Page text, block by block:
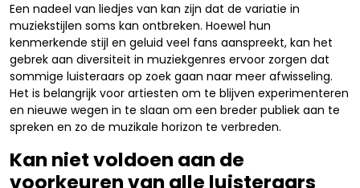
Een nadeel van liedjes van kan zijn dat de variatie in
muziekstijlen soms kan ontbreken. Hoewel hun
kenmerkende stijl en geluid veel fans aanspreekt, kan het
gebrek aan diversiteit in muziekgenres ervoor zorgen dat
sommige luisteraars op zoek gaan naar meer afwisseling.
Het is belangrijk voor artiesten om te blijven experimenteren
en nieuwe wegen in te slaan om een breder publiek aan te
spreken en zo de muzikale horizon te verbreden.
Kan niet voldoen aan de
voorkeuren van alle luisteraars